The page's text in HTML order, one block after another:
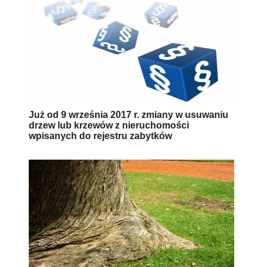
Już od 9 września 2017 r. zmiany w usuwaniu
drzew lub krzewów z nieruchomości
wpisanych do rejestru zabytków